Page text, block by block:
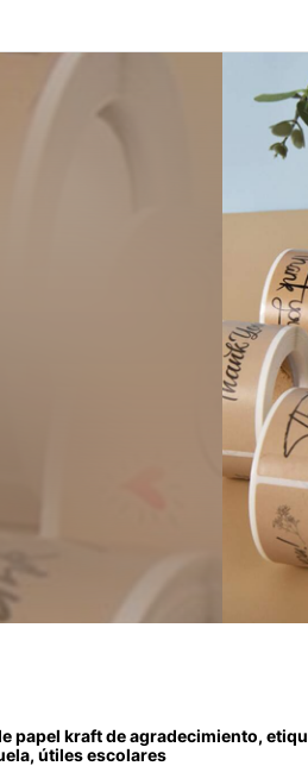
papel kraft de agradecimiento,
útiles escolares